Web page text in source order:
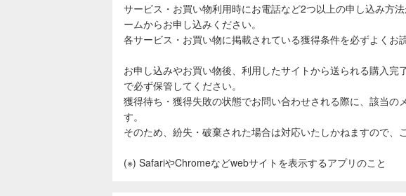
サービス・お買い物利用時にお電話など2つ以上の申し込み方
ームからお申し込みください。
各サービス・お買い物に掲載されている獲得条件を必ずよくお
お申し込みやお買い物後、利用したサイトから送られる購入完
で必ず保管してください。
獲得待ち・獲得失敗の状態でお問い合わせされる際に、該当の
す。
そのため、紛失・破棄された場合は対応いたしかねますので、
(※) SafariやChromeなどwebサイトを表示するアプリのこと